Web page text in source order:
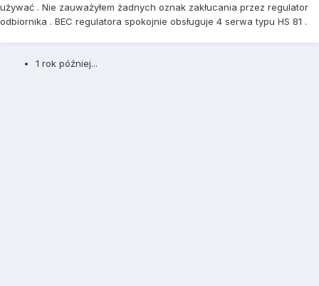
używać . Nie zauważyłem żadnych oznak zakłucania przez regulator
odbiornika . BEC regulatora spokojnie obsługuje 4 serwa typu HS 81 .
1 rok później...